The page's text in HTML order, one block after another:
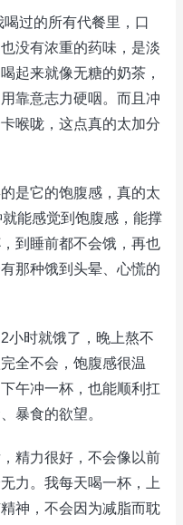
过的所有代餐里，口
没有浓重的药味，是淡
起来就像无糖的奶茶，
靠意志力硬咽。而且冲
喉咙，这点真的太加分
它的饱腹感，真的太
能感觉到饱腹感，能撑
到睡前都不会饿，再也
那种饿到头晕、心慌的
时就饿了，晚上熬不
全不会，饱腹感很温
午冲一杯，也能顺利扛
暴食的欲望。
精力很好，不会像以前
力。我每天喝一杯，上
神，不会因为减脂而耽